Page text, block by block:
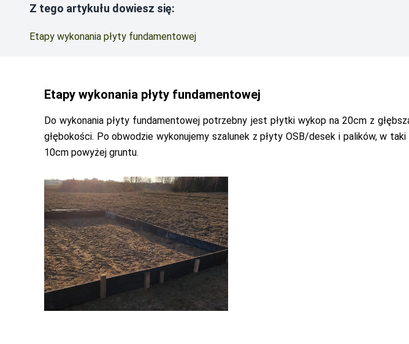
Z tego artykułu dowiesz się:
Etapy wykonania płyty fundamentowej
Etapy wykonania płyty fundamentowej
Do wykonania płyty fundamentowej potrzebny jest płytki wykop na 20cm z
głębokości. Po obwodzie wykonujemy szalunek z płyty OSB/desek i palików, w
10cm powyżej gruntu.